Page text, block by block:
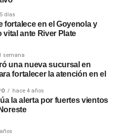
días
fortalece en el Goyenola y
vital ante River Plate
semana
una nueva sucursal en
fortalecer la atención en el
hace 4 años
la alerta por fuertes vientos